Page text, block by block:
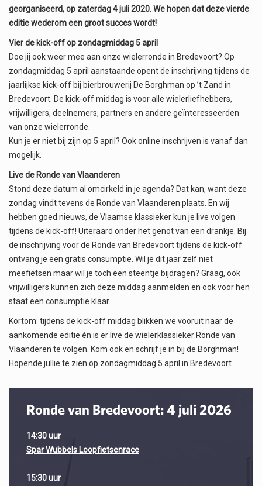
georganiseerd, op zaterdag 4 juli 2020. We hopen dat deze vierde
editie wederom een groot succes wordt!
Vier de kick-off op zondagmiddag 5 april
Doe jij ook weer mee aan onze wielerronde in Bredevoort? Op
zondagmiddag 5 april aanstaande opent de inschrijving tijdens de
jaarlijkse kick-off bij bierbrouwerij De Borghman op ’t Zand in
Bredevoort. De kick-off middag is voor alle wielerliefhebbers,
vrijwilligers, deelnemers, partners en andere geïnteresseerden
van onze wielerronde.
Kun je er niet bij zijn op 5 april? Ook online inschrijven is vanaf dan
mogelijk.
Live de Ronde van Vlaanderen
Stond deze datum al omcirkeld in je agenda? Dat kan, want deze
zondag vindt tevens de Ronde van Vlaanderen plaats. En wij
hebben goed nieuws, de Vlaamse klassieker kun je live volgen
tijdens de kick-off! Uiteraard onder het genot van een drankje. Bij
de inschrijving voor de Ronde van Bredevoort tijdens de kick-off
ontvang je een gratis consumptie. Wil je dit jaar zelf niet
meefietsen maar wil je toch een steentje bijdragen? Graag, ook
vrijwilligers kunnen zich deze middag aanmelden en ook voor hen
staat een consumptie klaar.
Kortom: tijdens de kick-off middag blikken we vooruit naar de
aankomende editie én is er live de wielerklassieker Ronde van
Vlaanderen te volgen. Kom ook en schrijf je in bij de Borghman!
Hopende jullie te zien op zondagmiddag 5 april in Bredevoort.
Ronde van Bredevoort: 4 juli 2026
14:30 uur
Spar Wubbels Loopfietsenrace
15:30 uur